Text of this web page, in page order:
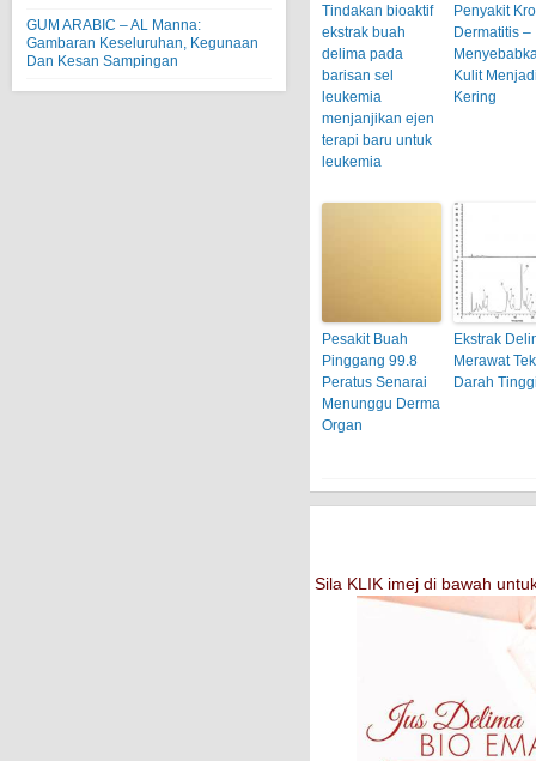
GUM ARABIC – AL Manna:
Gambaran Keseluruhan, Kegunaan
Dan Kesan Sampingan
Tindakan bioaktif
ekstrak buah
delima pada
barisan sel
leukemia
menjanjikan ejen
terapi baru untuk
leukemia
Penyakit
Dermatitis –
Kulit
Kering
Pesakit Buah
Pinggang 99.8
Peratus Senarai
Menunggu Derma
Organ
Ekstrak
Merawat
Darah
Sila KLIK imej di bawah